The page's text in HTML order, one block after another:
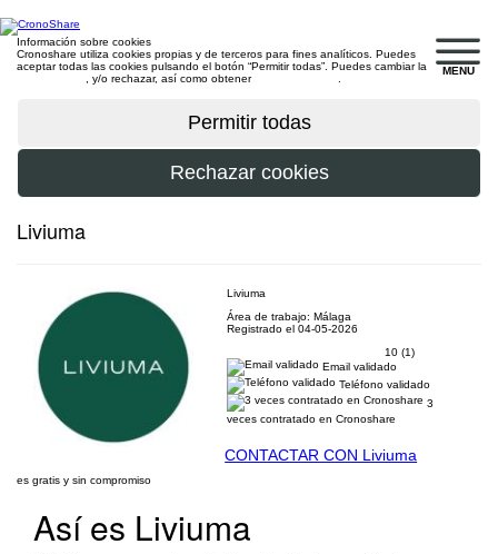
MENU
Información sobre cookies
Cronoshare utiliza cookies propias y de terceros para fines analíticos. Puedes
aceptar todas las cookies pulsando el botón “Permitir todas”. Puedes cambiar la
, y/o rechazar, así como obtener
Liviuma
Liviuma
Área de trabajo: Málaga
Registrado el 04-05-2026
10 (1)
Email validado
Teléfono validado
3
veces contratado en Cronoshare
CONTACTAR CON Liviuma
es gratis y sin compromiso
Así es Liviuma